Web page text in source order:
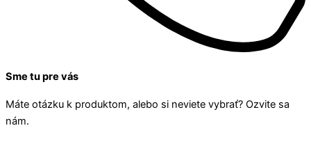
Sme tu pre vás
Máte otázku k produktom, alebo si neviete vybrať? Ozvite sa
nám.